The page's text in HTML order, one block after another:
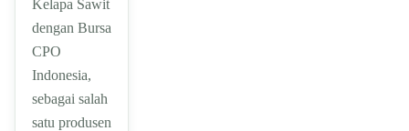
Kelapa Sawit
dengan Bursa
CPO
Indonesia,
sebagai salah
satu produsen